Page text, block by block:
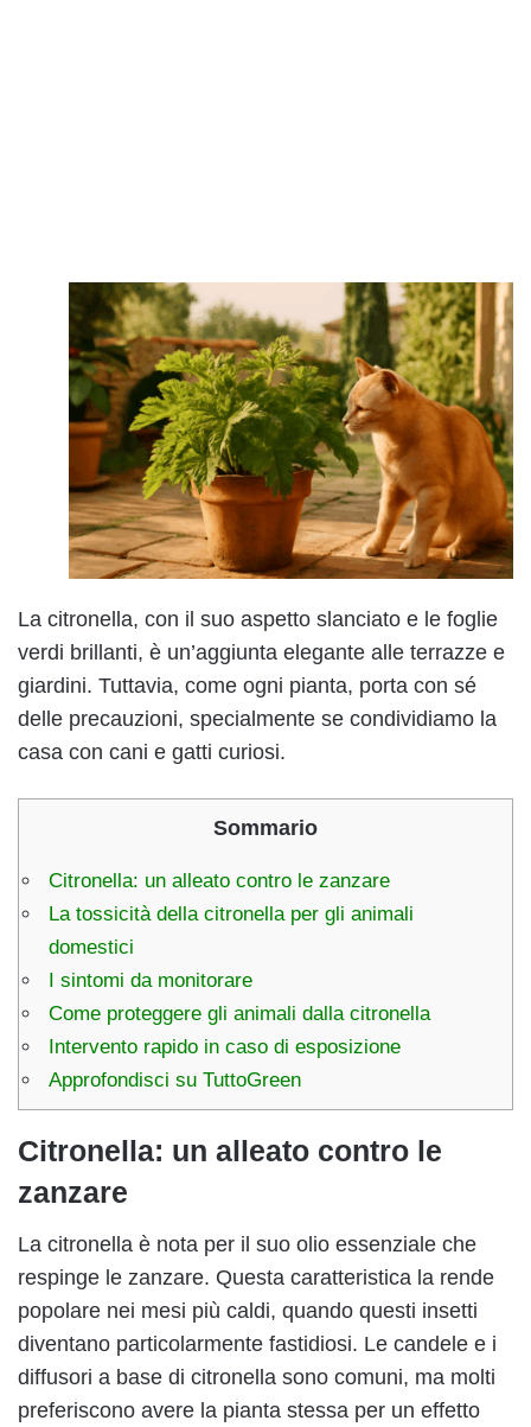
La citronella, con il suo aspetto slanciato e le foglie
verdi brillanti, è un’aggiunta elegante alle terrazze e
giardini. Tuttavia, come ogni pianta, porta con sé
delle precauzioni, specialmente se condividiamo la
casa con cani e gatti curiosi.
Sommario
Citronella: un alleato contro le zanzare
La tossicità della citronella per gli animali
domestici
I sintomi da monitorare
Come proteggere gli animali dalla citronella
Intervento rapido in caso di esposizione
Approfondisci su TuttoGreen
Citronella: un alleato contro le
zanzare
La citronella è nota per il suo olio essenziale che
respinge le zanzare. Questa caratteristica la rende
popolare nei mesi più caldi, quando questi insetti
diventano particolarmente fastidiosi. Le candele e i
diffusori a base di citronella sono comuni, ma molti
preferiscono avere la pianta stessa per un effetto